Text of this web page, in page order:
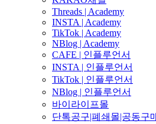
Threads | Academy
INSTA | Academy
TikTok | Academy
NBlog | Academy
CAFE | 인플루언서
INSTA | 인플루언서
TikTok | 인플루언서
NBlog | 인플루언서
바이라이프몰
단톡공구|폐쇄몰|공동구